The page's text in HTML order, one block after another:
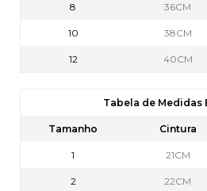
8 36CM
10 38CM
12 40CM
Tabela de Medidas
Tamanho Cintura
1 21CM
2 22CM